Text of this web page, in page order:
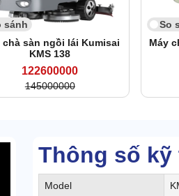
sánh
chà sàn ngồi lái Kumisai
KMS 138
122600000
145000000
So
Máy
Thông số kỹ
Model